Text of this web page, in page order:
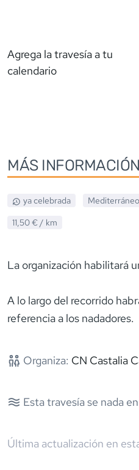
Agrega la travesía a tu
calendario
MÁS INFORMACIÓN
ya celebrada Mediterráneo
11,50 € / km
La organización habilitará
A lo largo del recorrido
referencia a los nadadores.
Organiza: CN Castalia
Esta travesía se nada
Última actualización en